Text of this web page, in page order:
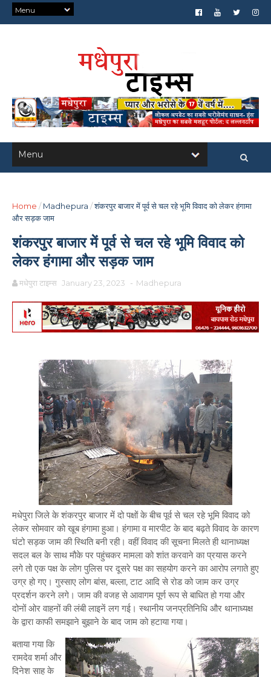
Home / Madhepura /शंकरपुर बाजार में पूर्व से चल रहे भूमि विवाद को लेकर हंगामा
और सड़क जाम
शंकरपुर बाजार में पूर्व से चल रहे भूमि विवाद को
लेकर हंगामा और सड़क जाम
मधेपुरा टाइम्स January 23, 2023 - Madhepura
मधेपुरा जिले के शंकरपुर बाजार में दो पक्षों के बीच पूर्व से चल रहे भूमि विवाद को
लेकर सोमवार को खूब हंगामा हुआ। हंगामा व मारपीट के बाद बढ़ते विवाद के कारण
घंटो सड़क जाम की स्थिति बनी रही। वहीं विवाद की सूचना मिलते ही थानाध्यक्ष
सदल बल के साथ मौके पर पहुंचकर मामला को शांत करवाने का प्रयास करने
लगे तो एक पक्ष के लोग पुलिस पर दूसरे पक्ष का सहयोग करने का आरोप लगाते हुए
उग्र हो गए। गुस्साए लोग बांस, बल्ला, टाट आदि से रोड को जाम कर उग्र
प्रदर्शन करने लगे। जाम की वजह से आवागम पूर्ण रूप से बाधित हो गया और
दोनों ओर वाहनों की लंबी लाइनें लग गई। स्थानीय जनप्रतिनिधि और थानाध्यक्ष
के द्वारा काफी समझाने बुझाने के बाद जाम को हटाया गया।
बताया गया कि
रामदेव शर्मा और
दिनेश साह के